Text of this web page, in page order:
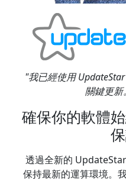
"我已經使用
關鍵更新
確保你的軟體
保
透過全新的
保持最新的運算環境。